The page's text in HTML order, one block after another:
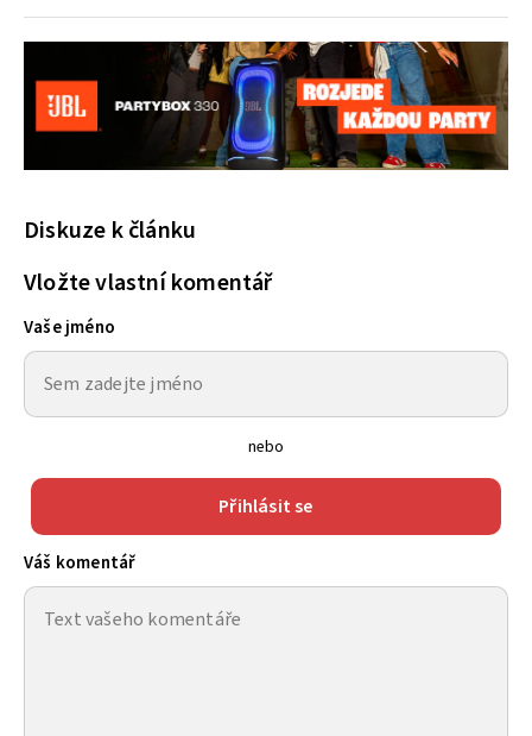
Diskuze k článku
Vložte vlastní komentář
Vaše jméno
nebo
Přihlásit se
Váš komentář